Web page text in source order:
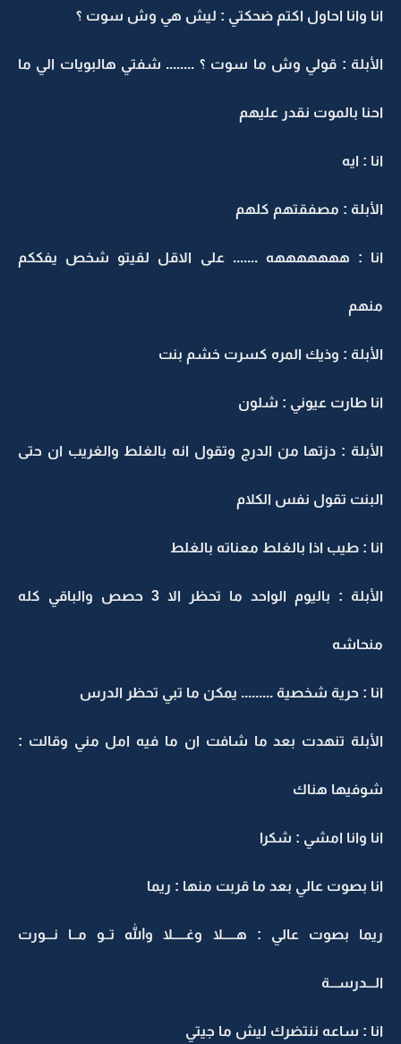
انا وانا احاول اكتم ضحكتي : ليش هي وش سوت ؟
الأبلة : قولي وش ما سوت ؟ ........ شفتي هالبويات الي ما
احنا بالموت نقدر عليهم
انا : ايه
الأبلة : مصفقتهم كلهم
انا : هههههههه ....... على الاقل لقيتو شخص يفككم
منهم
الأبلة : وذيك المره كسرت خشم بنت
انا طارت عيوني : شلون
الأبلة : دزتها من الدرج وتقول انه بالغلط والغريب ان حتى
البنت تقول نفس الكلام
انا : طيب اذا بالغلط معناته بالغلط
الأبلة : باليوم الواحد ما تحظر الا 3 حصص والباقي كله
منحاشه
انا : حرية شخصية ......... يمكن ما تبي تحظر الدرس
الأبلة تنهدت بعد ما شافت ان ما فيه امل مني وقالت :
شوفيها هناك
انا وانا امشي : شكرا
انا بصوت عالي بعد ما قربت منها : ريما
ريما بصوت عالي : هـــــلا وغـــــلا والله تــو مــا نـــورت
الـــدرســـة
انا : ساعه ننتضرك ليش ما جيتي